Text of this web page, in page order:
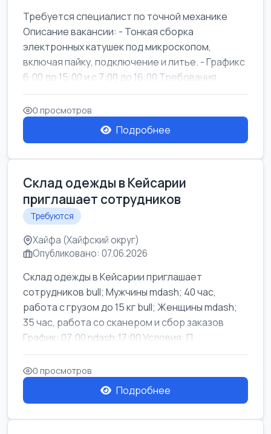
Требуется специалист по точной механике
Описание вакансии: - Тонкая сборка
электронных катушек под микроскопом,
включая пайку, подключение и литье. - Графикс
6:00 до 15:00 и с 7:00 до 16:00 Требования...
0 просмотров
Подробнее
Склад одежды в Кейсарии
приглашает сотрудников
Требуются
Хайфа (Хайфский округ)
Опубликовано: 07.06.2026
Склад одежды в Кейсарии приглашает
сотрудников bull; Мужчины mdash; 40 час,
работа с грузом до 15 кг bull; Женщины mdash;
35 час, работа со сканером и сбор заказов
График: 07:00 ndash;17:00 Условия: П...
0 просмотров
Подробнее